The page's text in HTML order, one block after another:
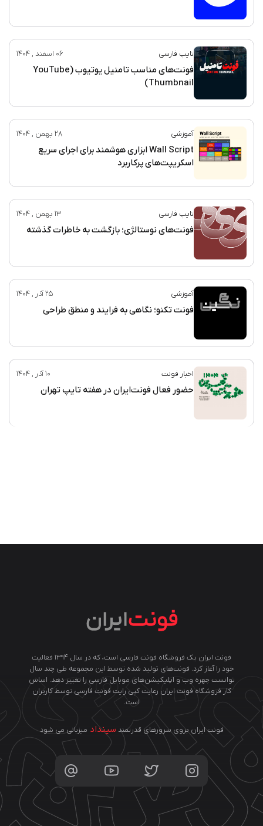
تایپ فارسی 06 اسفند , 1404
فونت‌های مناسب تامنیل یوتیوب (YouTube
Thumbnail)
آموزشی 28 بهمن , 1404
Wall Script ابزاری هوشمند برای اجرای سریع
اسکریپت‌های پرکاربرد
تایپ فارسی 13 بهمن , 1404
فونت‌های نوستالژی؛ بازگشت به خاطرات گذشته
آموزشی 25 آذر , 1404
فونت تکنو؛ نگاهی به فرایند و منطق طراحی
اخبار فونت 10 آذر , 1404
حضور فعال فونت‌ایران در هفته تایپ تهران
فونت ایران یک فروشگاه فونت فارسی است، که در سال ۱۳۹۴ فعالیت
خود را آغاز کرد. فونت‌های تولید شده توسط این مجموعه طی چند سال
توانست چهره وب و اپلیکیشن‌های موبایل فارسی را تغییر دهد. اساس
کار فروشگاه فونت ایران رعایت کپی رایت فونت فارسی توسط کاربران
است.
فونت ایران بروی سرورهای قدرتمند سینداد میزبانی می شود